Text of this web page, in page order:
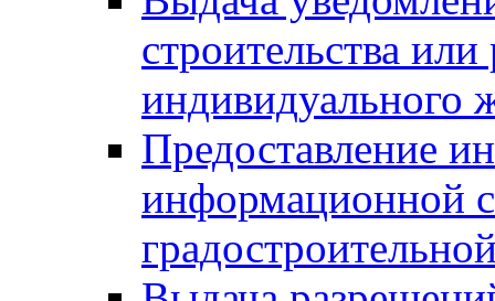
строительства
индивидуального
Предоставление
информационной